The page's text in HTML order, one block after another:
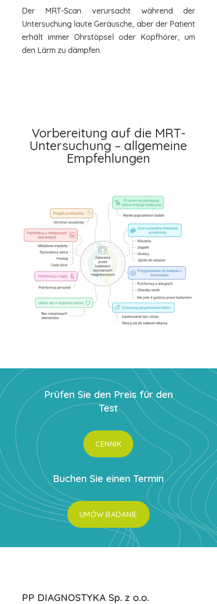
Der MRT-Scan verursacht während der
Untersuchung laute Geräusche, aber der Patient
erhält immer Ohrstöpsel oder Kopfhörer, um
den Lärm zu dämpfen.
Vorbereitung auf die MRT-
Untersuchung – allgemeine
Empfehlungen
Prüfen Sie den Preis für den
Test
CENNIK
Buchen Sie einen Termin
UMÓW BADANIE
PP DIAGNOSTYKA Sp. z o.o.